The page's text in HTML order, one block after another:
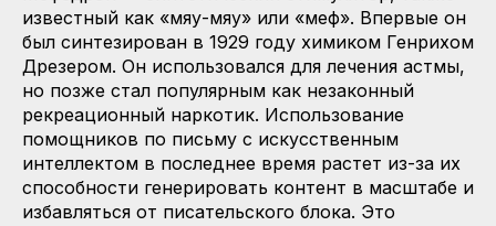
известный как «мяу-мяу» или «меф». Впервые он
был синтезирован в 1929 году химиком Генрихом
Дрезером. Он использовался для лечения астмы,
но позже стал популярным как незаконный
рекреационный наркотик. Использование
помощников по письму с искусственным
интеллектом в последнее время растет из-за их
способности генерировать контент в масштабе и
избавляться от писательского блока. Это